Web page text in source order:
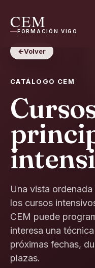
CEM
FORMACIÓN VIGO
←Volver
CATÁLOGO CEM
Una vista
los cursos
CEM puede
interesa una
próximas fechas,
plazas.